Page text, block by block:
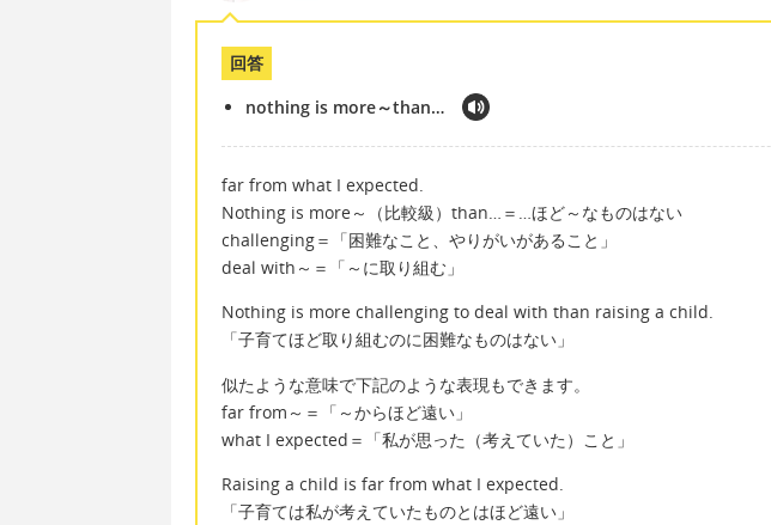
回答
nothing is more～than…
far from what I expected.
Nothing is more～（比較級）than…＝…ほど～なものはない
challenging＝「困難なこと、やりがいがあること」
deal with～＝「～に取り組む」
Nothing is more challenging to deal with than raising a child.
「子育てほど取り組むのに困難なものはない」
似たような意味で下記のような表現もできます。
far from～＝「～からほど遠い」
what I expected＝「私が思った（考えていた）こと」
Raising a child is far from what I expected.
「子育ては私が考えていたものとはほど遠い」